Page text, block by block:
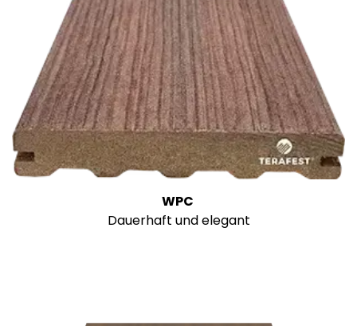
WPC
Dauerhaft und elegant